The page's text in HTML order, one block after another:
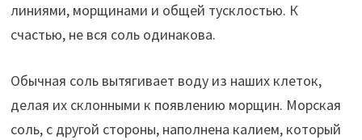
линиями, морщинами и общей тусклостью. К
счастью, не вся соль одинакова.
Обычная соль вытягивает воду из наших клеток,
делая их склонными к появлению морщин. Морская
соль, с другой стороны, наполнена калием, который